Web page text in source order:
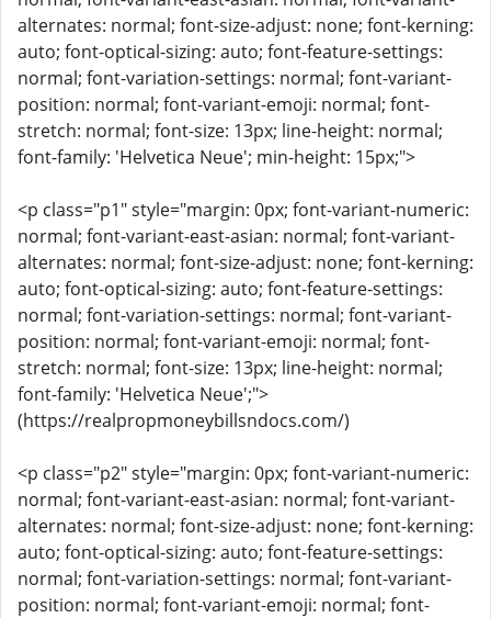
alternates: normal; font-size-adjust: none; font-kerning:
auto; font-optical-sizing: auto; font-feature-settings:
normal; font-variation-settings: normal; font-variant-
position: normal; font-variant-emoji: normal; font-
stretch: normal; font-size: 13px; line-height: normal;
font-family: 'Helvetica Neue'; min-height: 15px;">
<p class="p1" style="margin: 0px; font-variant-numeric:
normal; font-variant-east-asian: normal; font-variant-
alternates: normal; font-size-adjust: none; font-kerning:
auto; font-optical-sizing: auto; font-feature-settings:
normal; font-variation-settings: normal; font-variant-
position: normal; font-variant-emoji: normal; font-
stretch: normal; font-size: 13px; line-height: normal;
font-family: 'Helvetica Neue';">
(https://realpropmoneybillsndocs.com/)
<p class="p2" style="margin: 0px; font-variant-numeric:
normal; font-variant-east-asian: normal; font-variant-
alternates: normal; font-size-adjust: none; font-kerning:
auto; font-optical-sizing: auto; font-feature-settings:
normal; font-variation-settings: normal; font-variant-
position: normal; font-variant-emoji: normal; font-